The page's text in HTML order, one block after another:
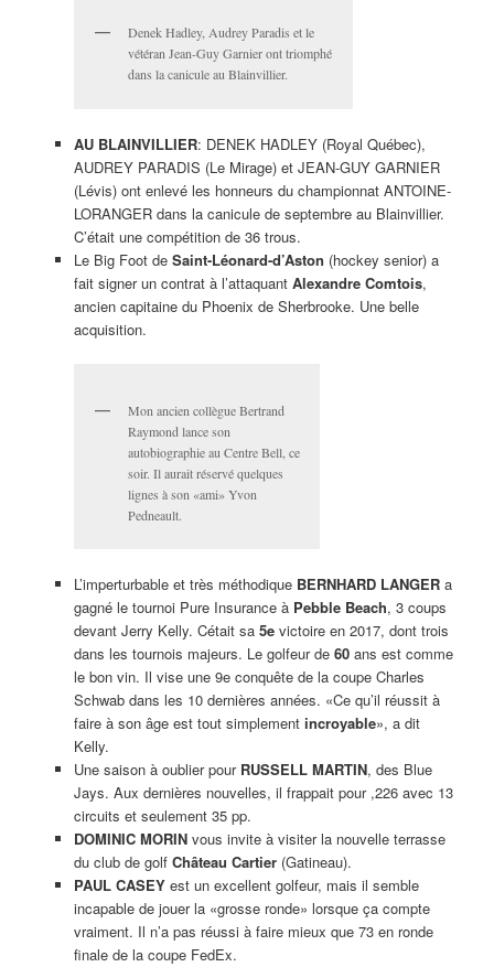
Denek Hadley, Audrey Paradis et le
vétéran Jean-Guy Garnier ont triomphé
dans la canicule au Blainvillier.
AU BLAINVILLIER: DENEK HADLEY (Royal Québec),
AUDREY PARADIS (Le Mirage) et JEAN-GUY GARNIER
(Lévis) ont enlevé les honneurs du championnat ANTOINE-
LORANGER dans la canicule de septembre au Blainvillier.
C’était une compétition de 36 trous.
Le Big Foot de Saint-Léonard-d’Aston (hockey senior) a
fait signer un contrat à l’attaquant Alexandre Comtois,
ancien capitaine du Phoenix de Sherbrooke. Une belle
acquisition.
Mon ancien collègue Bertrand
Raymond lance son
autobiographie au Centre Bell, ce
soir. Il aurait réservé quelques
lignes à son «ami» Yvon
Pedneault.
L’imperturbable et très méthodique BERNHARD LANGERa
gagné le tournoi Pure Insurance à Pebble Beach, 3 coups
devant Jerry Kelly. Cétait sa 5evictoire en 2017, dont trois
dans les tournois majeurs. Le golfeur de 60ans est comme
le bon vin. Il vise une 9e conquête de la coupe Charles
Schwab dans les 10 dernières années. «Ce qu’il réussit à
faire à son âge est tout simplement incroyable», a dit
Kelly.
Une saison à oublier pour RUSSELL MARTIN, des Blue
Jays. Aux dernières nouvelles, il frappait pour ,226 avec 13
circuits et seulement 35 pp.
DOMINIC MORINvous invite à visiter la nouvelle terrasse
du club de golf Château Cartier(Gatineau).
PAUL CASEYest un excellent golfeur, mais il semble
incapable de jouer la «grosse ronde» lorsque ça compte
vraiment. Il n’a pas réussi à faire mieux que 73 en ronde
finale de la coupe FedEx.